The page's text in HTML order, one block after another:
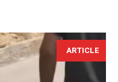
ARTICLE